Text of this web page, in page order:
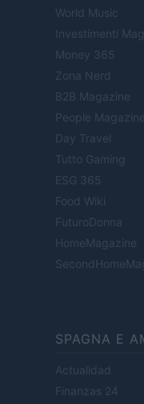
World Music
Investimenti
Money 365
Zona Nerd
B2B Magazine
People Magazine
Day Travel
Tutto Gaming
ESG 365
Food Wiki
FuturoDonna
HomeMagazine
SPAGNA E
Actualidad
Finanzas 24